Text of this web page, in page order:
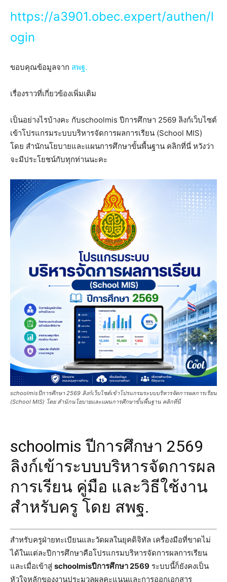
https://a3901.obec.expert/authen/l
ogin
ขอบคุณข้อมูลจาก สพฐ.
เรื่องราวที่เกี่ยวข้องเพิ่มเติม
เป็นอย่างไรบ้างคะ กับschoolmis ปีการศึกษา 2569 ลิงก์เว็บไซต์
เข้าโปรแกรมระบบบริหารจัดการผลการเรียน (School MIS)
โดย สำนักนโยบายและแผนการศึกษาขั้นพื้นฐาน คลิกที่นี่ หวังว่า
จะมีประโยชน์กับทุกท่านนะคะ
schoolmisปีการศึกษา 2569 ลิงก์เว็บไซต์เข้าโปรแกรมระบบบริหารจัดการผลการเรียน
(School MIS) โดย สำนักนโยบายและแผนการศึกษาขั้นพื้นฐาน คลิกที่นี่
schoolmis ปีการศึกษา 2569
ลิงก์เข้าระบบบริหารจัดการผล
การเรียน คู่มือ และวิธีใช้งาน
สำหรับครู โดย สพฐ.
สำหรับครูฝ่ายทะเบียนและวัดผลในยุคดิจิทัล เครื่องมือที่ขาดไม่
ได้ในแต่ละปีการศึกษาคือโปรแกรมบริหารจัดการผลการเรียน
และเมื่อเข้าสู่ schoolmisปีการศึกษา 2569 ระบบนี้ก็ยังคงเป็น
หัวใจหลักของงานประมวลผลคะแนนและการออกเอกสาร